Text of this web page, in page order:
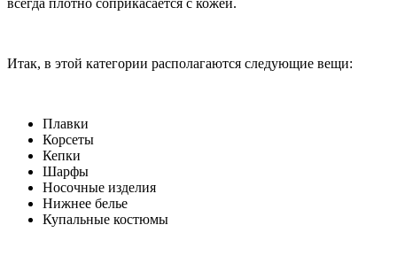
Итак, в этой категории располагаются следующие вещи:
Плавки
Корсеты
Кепки
Шарфы
Носочные изделия
Нижнее белье
Купальные костюмы